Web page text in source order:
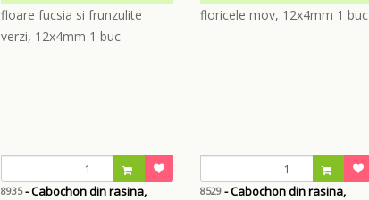
8935- Cabochon din rasina,
8529- Cabochon din rasina,